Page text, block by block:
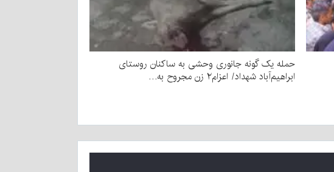
حمله یک گونه جانوری وحشی به ساکنان روستای
ابراهیم‌آباد شهداد/ اعزام۲ زن مجروح به…